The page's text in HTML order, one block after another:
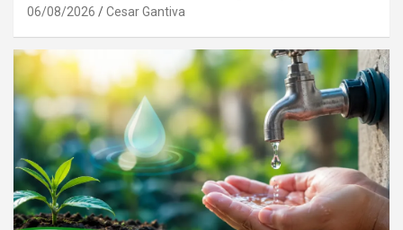
06/08/2026 Cesar Gantiva